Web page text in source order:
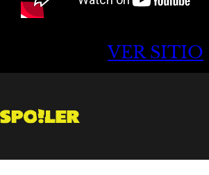
VER SITIO